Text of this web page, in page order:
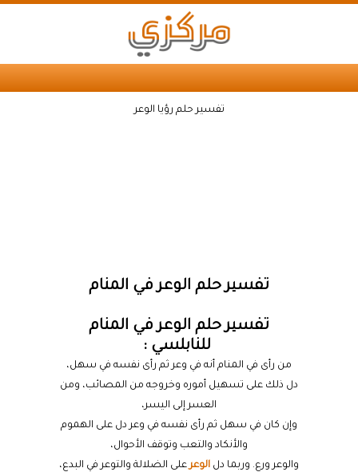
تفسير حلم رؤيا الوعر
تفسير حلم الوعر في المنام
تفسير حلم الوعر في المنام
للنابلسي :
من رأى في المنام أنه في وعر ثم رأى نفسه في سهل،
دل ذلك على تسهيل أموره وخروجه من المصائب، ومن
العسر إلى اليسر،
وإن كان في سهل ثم رأى نفسه في وعر دل على الهموم
والأنكاد والتعب وتوقف الأحوال،
والوعر ورع. وربما دل الوعرعلى الضلالة والتوعر في البدع،